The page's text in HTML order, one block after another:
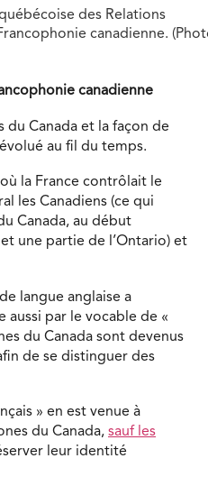
des Relations
canadienne.
canadienne
du Canada et la façon de
au fil du temps.
la France contrôlait le
les Canadiens (ce qui
Canada, au début
une partie de l’Ontario) et
langue anglaise a
aussi par le vocable de «
du Canada sont devenus
de se distinguer des
» en est venue à
du Canada, sauf les
leur identité